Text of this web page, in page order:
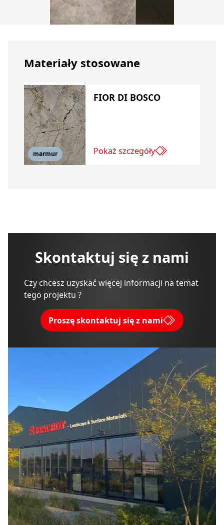
Materiały stosowane
marmur
FIOR DI BOSCO
Pokaż szczegóły
Skontaktuj się z nami
Czy chcesz uzyskać więcej informacji na temat
tego projektu ?
Proszę skontaktuj się z nami